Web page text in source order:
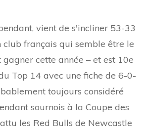
vient de s'incliner 53-33
club français qui semble être le
cette année – et est 10e
Top 14 avec une fiche de 6-0-
toujours considéré
sournois à la Coupe des
les Red Bulls de Newcastle